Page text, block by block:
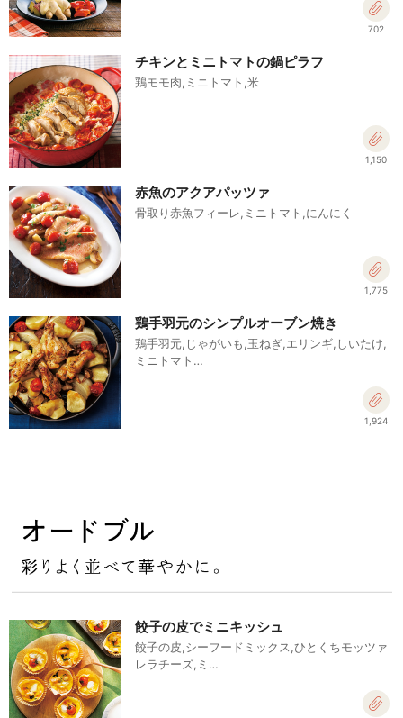
702
チキンとミニトマトの鍋ピラフ
鶏モモ肉,ミニトマト,米
1,150
赤魚のアクアパッツァ
骨取り赤魚フィーレ,ミニトマト,にんにく
1,775
鶏手羽元のシンプルオーブン焼き
鶏手羽元,じゃがいも,玉ねぎ,エリンギ,しいたけ,
ミニトマト…
1,924
餃子の皮でミニキッシュ
餃子の皮,シーフードミックス,ひとくちモッツァ
レラチーズ,ミ…